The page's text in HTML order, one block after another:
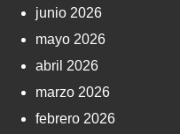
junio 2026
mayo 2026
abril 2026
marzo 2026
febrero 2026